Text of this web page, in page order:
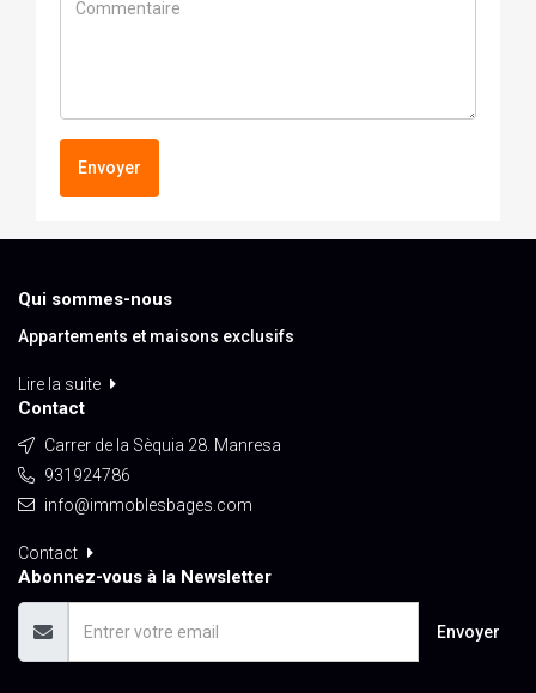
Envoyer
Qui sommes-nous
Appartements et maisons exclusifs
Lire la suite
Contact
Carrer de la Sèquia 28. Manresa
931924786
info@immoblesbages.com
Contact
Abonnez-vous à la Newsletter
Envoyer